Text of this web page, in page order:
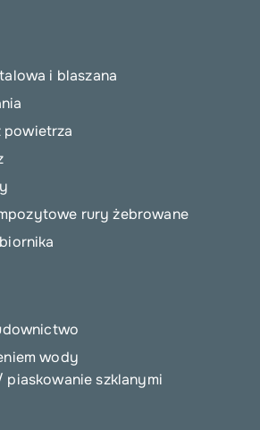
i blaszana
powietrza
rury żebrowane
wody
piaskowanie szklanymi